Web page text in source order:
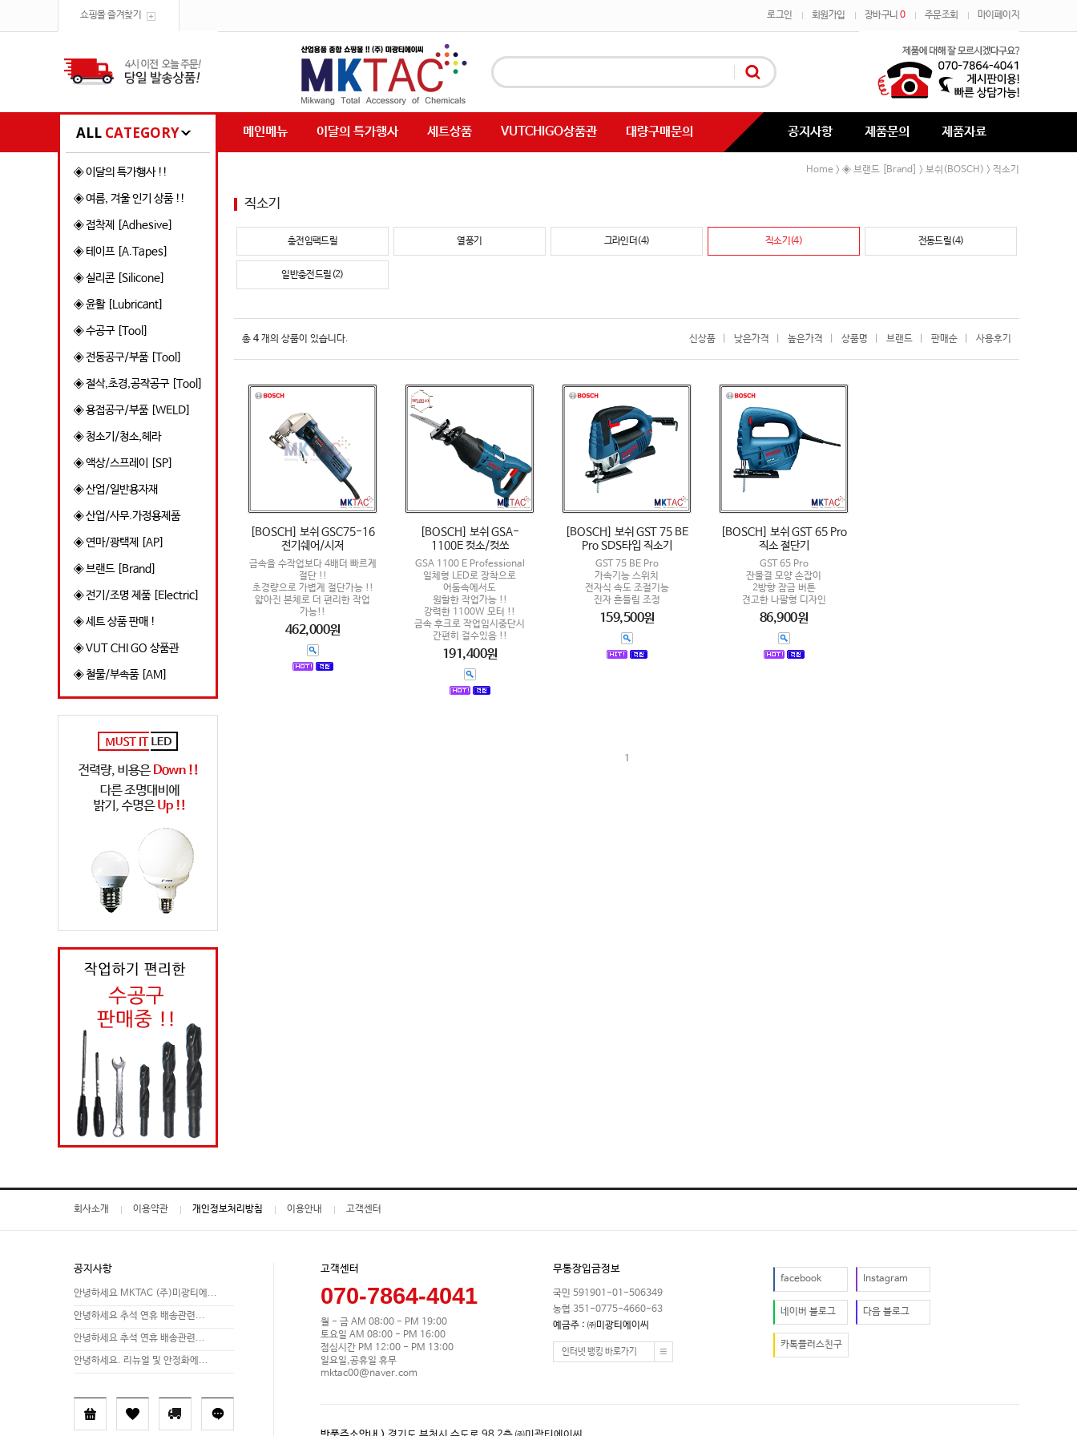
쇼핑몰 즐겨찾기 로그인 회원가입 장바구니 0 주문조회 마이페이지
ALL CATEGORY 메인메뉴 이달의 특가행사 세트상품 VUTCHIGO상품관 대량구매문의 공지사항 제품문의 제품자료
◈ 이달의 특가행사 !!
◈ 여름, 겨울 인기 상품 !!
◈ 접착제 [Adhesive]
◈ 테이프 [A.Tapes]
◈ 실리콘 [Silicone]
◈ 윤활 [Lubricant]
◈ 수공구 [Tool]
◈ 전동공구/부품 [Tool]
◈ 절삭,초경,공작공구 [Tool]
◈ 용접공구/부품 [WELD]
◈ 청소기/청소,헤라
◈ 액상/스프레이 [SP]
◈ 산업/일반용자재
◈ 산업/사무.가정용제품
◈ 연마/광택제 [AP]
◈ 브랜드 [Brand]
◈ 전기/조명 제품 [Electric]
◈ 세트 상품 판매 !
◈ VUT CHI GO 상품관
◈ 철물/부속품 [AM]
Home > ◈ 브랜드 [Brand] > 보쉬(BOSCH) > 직소기
직소기
충전임팩드릴 열풍기 그라인더(4) 직소기(4) 전동드릴(4)
일반충전드릴(2)
총 4 개의 상품이 있습니다. 신상품 낮은가격 높은가격 상품명 브랜드 판매순 사용후기
[BOSCH] 보쉬 GSC75-16
전기쉐어/시저
금속을 수작업보다 4배더 빠르게
절단 !!
초경량으로 가볍게 절단가능 !!
얇아진 본체로 더 편리한 작업
가능!!
462,000원
[BOSCH] 보쉬 GSA-
1100E 컷소/컷쏘
GSA 1100 E Professional
일체형 LED로 장착으로
어둠속에서도
원할한 작업가능 !!
강력한 1100W 모터 !!
금속 후크로 작업임시중단시
간편히 걸수있음 !!
191,400원
[BOSCH] 보쉬 GST 75 BE
Pro SDS타입 직소기
GST 75 BE Pro
가속기능 스위치
전자식 속도 조절기능
진자 흔들림 조정
159,500원
[BOSCH] 보쉬 GST 65 Pro
직소 절단기
GST 65 Pro
잔물결 모양 손잡이
2방향 잠금 버튼
견고한 나팔형 디자인
86,900원
1
회사소개 이용약관 개인정보처리방침 이용안내 고객센터
공지사항
안녕하세요 MKTAC (주)미광티에...
안녕하세요 추석 연휴 배송관련...
안녕하세요 추석 연휴 배송관련...
안녕하세요. 리뉴얼 및 안정화에...
고객센터
070-7864-4041
월 - 금 AM 08:00 - PM 19:00
토요일 AM 08:00 - PM 16:00
점심시간 PM 12:00 - PM 13:00
일요일,공휴일 휴무
mktac00@naver.com
무통장입금정보
국민 591901-01-506349
농협 351-0775-4660-63
예금주 : ㈜미광티에이씨
인터넷 뱅킹 바로가기
facebook Instagram
네이버 블로그 다음 블로그
카톡플러스친구